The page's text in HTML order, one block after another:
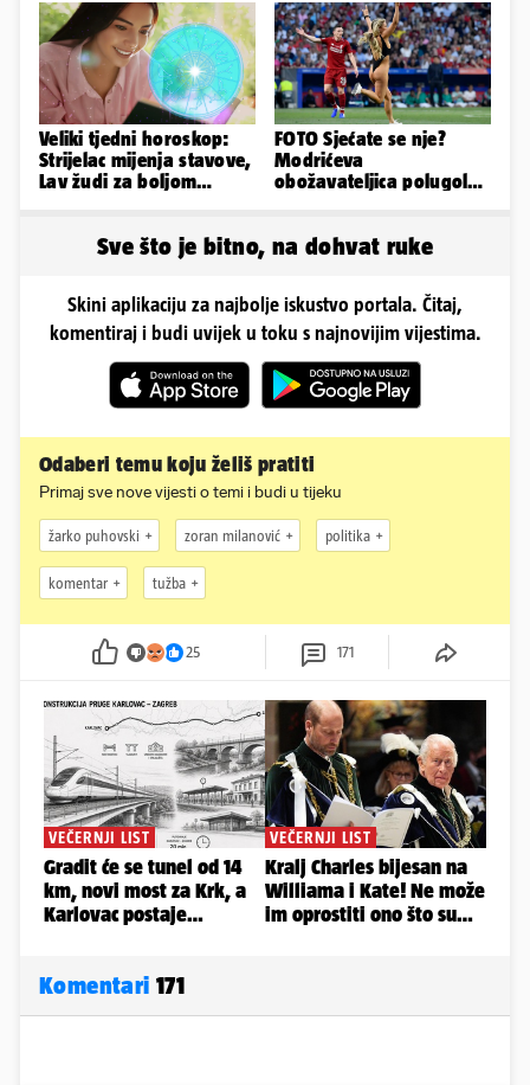
plićaka
Veliki tjedni horoskop:
Strijelac mijenja stavove,
Lav žudi za boljom
FOTO Sjećate se nje?
Modrićeva
obožavateljica polugola
Sve što je bitno, na dohvat ruke
Skini aplikaciju za najbolje iskustvo portala. Čitaj,
komentiraj i budi uvijek u toku s najnovijim vijestima.
Odaberi temu koju želiš pratiti
Primaj sve nove vijesti o temi i budi u tijeku
žarko puhovski zoran milanović politika
komentar tužba
25 171
Komentari 171